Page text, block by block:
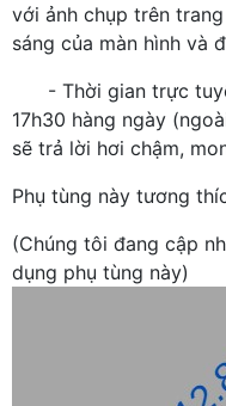
với ảnh chụp trên
sáng của màn hình và
- Thời gian trực
17h30 hàng ngày
sẽ trả lời hơi chậm,
Phụ tùng này tương
(Chúng tôi đang cập
dụng phụ tùng này)